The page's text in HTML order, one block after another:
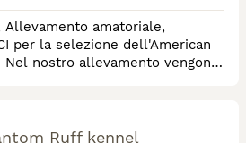
per la selezione dell'American
Nel nostro allevamento vengono
Ruff kennel